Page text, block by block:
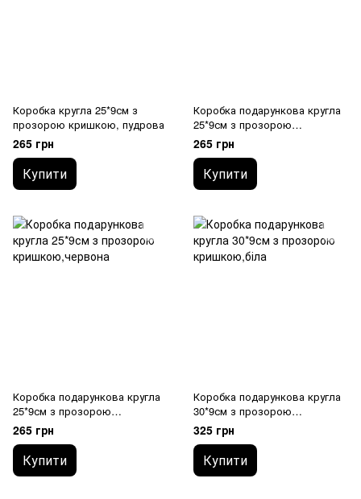
Коробка кругла 25*9см з
прозорою кришкою, пудрова
265 грн
Купити
Коробка подарункова кругла
25*9см з прозорою
кришкою,синій денім
265 грн
Купити
Коробка подарункова кругла
25*9см з прозорою
кришкою,червона
265 грн
Купити
Коробка подарункова кругла
30*9см з прозорою
кришкою,біла
325 грн
Купити